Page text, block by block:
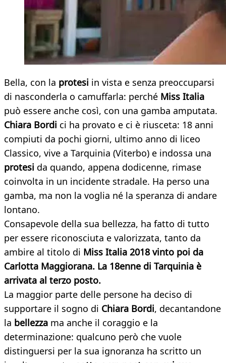
Bella, con la protesi in vista e senza preoccuparsi
di nasconderla o camuffarla: perché Miss Italia
può essere anche così, con una gamba amputata.
Chiara Bordi ci ha provato e ci è riusceta: 18 anni
compiuti da pochi giorni, ultimo anno di liceo
Classico, vive a Tarquinia (Viterbo) e indossa una
protesi da quando, appena dodicenne, rimase
coinvolta in un incidente stradale. Ha perso una
gamba, ma non la voglia né la speranza di andare
lontano.
Consapevole della sua bellezza, ha fatto di tutto
per essere riconosciuta e valorizzata, tanto da
ambire al titolo di Miss Italia 2018 vinto poi da
Carlotta Maggiorana. La 18enne di Tarquinia è
arrivata al terzo posto.
La maggior parte delle persone ha deciso di
supportare il sogno di Chiara Bordi, decantandone
la bellezza ma anche il coraggio e la
determinazione: qualcuno però che vuole
distinguersi per la sua ignoranza ha scritto un